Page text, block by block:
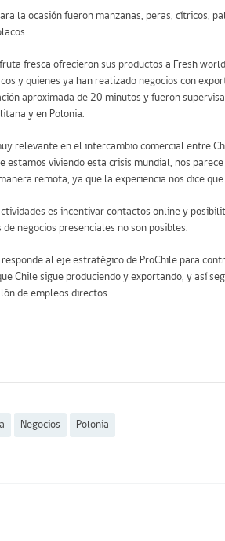
la ocasión fueron manzanas, peras, cítricos,
fresca ofrecieron sus productos a Fresh
y quienes ya han realizado negocios con
aproximada de 20 minutos y fueron
y en Polonia.
relevante en el intercambio comercial entre
estamos viviendo esta crisis mundial, nos
remota, ya que la experiencia nos dice
es incentivar contactos online y
negocios presenciales no son posibles.
al eje estratégico de ProChile para
Chile sigue produciendo y exportando, y así
de empleos directos.
Negocios Polonia